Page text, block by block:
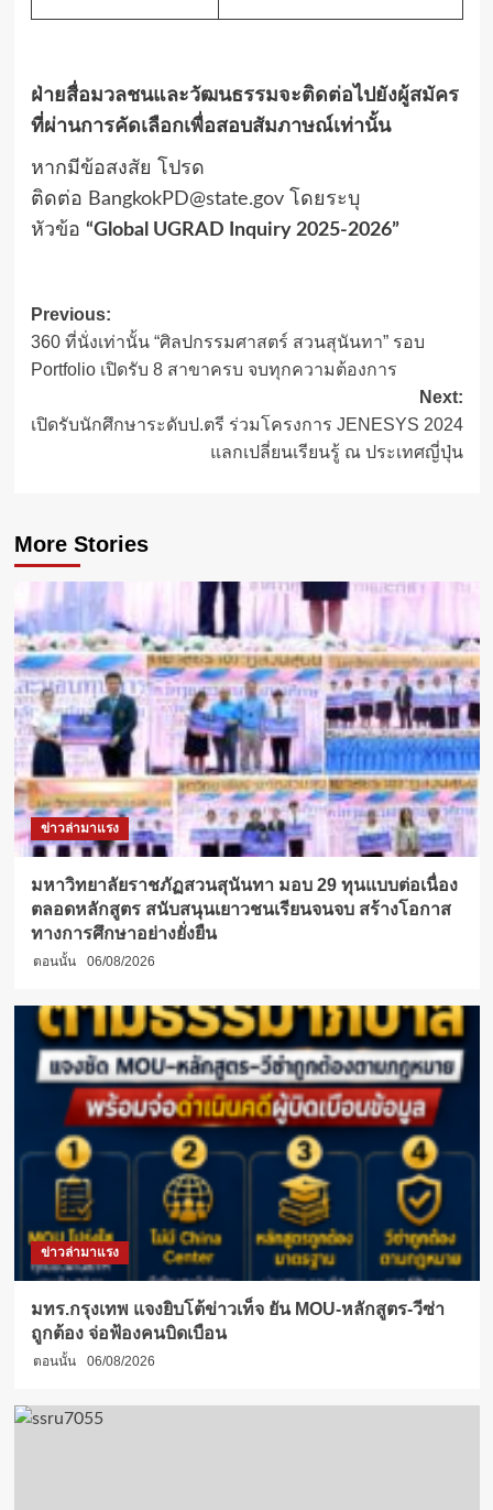
ฝ่ายสื่อมวลชนและวัฒนธรรมจะติดต่อไปยังผู้สมัคร
ที่ผ่านการคัดเลือกเพื่อสอบสัมภาษณ์เท่านั้น
หากมีข้อสงสัย
โปรด
ติดต่อ BangkokPD@state.gov โดยระบุ
หัวข้อ “Global UGRAD Inquiry 2025-2026”
Post
navigation
Previous:
360 ที่นั่งเท่านั้น “ศิลปกรรมศาสตร์ สวนสุนันทา” รอบ
Portfolio เปิดรับ 8 สาขาครบ จบทุกความต้องการ
Next:
เปิดรับนักศึกษาระดับป.ตรี ร่วมโครงการ JENESYS 2024
แลกเปลี่ยนเรียนรู้ ณ ประเทศญี่ปุ่น
More Stories
ข่าวล่ามาแรง
มหาวิทยาลัยราชภัฏสวนสุนันทา มอบ 29 ทุนแบบต่อเนื่อง
ตลอดหลักสูตร สนับสนุนเยาวชนเรียนจนจบ สร้างโอกาส
ทางการศึกษาอย่างยั่งยืน
ตอนนั้น 06/08/2026
ข่าวล่ามาแรง
มทร.กรุงเทพ แจงยิบโต้ข่าวเท็จ ยัน MOU-หลักสูตร-วีซ่า
ถูกต้อง จ่อฟ้องคนบิดเบือน
ตอนนั้น 06/08/2026